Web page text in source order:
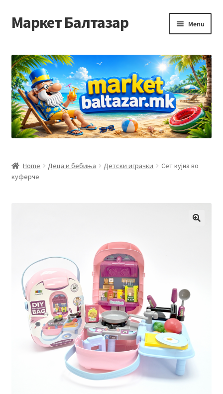
Skip
to
Skip
to
Маркет Балтазар Menu
Checkout
Homepage
Privacy Policy
Контакт
Мој профил
Рекламации и замена на производ
Сите производи
Услови за користење
Home Деца и бебиња Детски играчки
Сет кујна во
куферче